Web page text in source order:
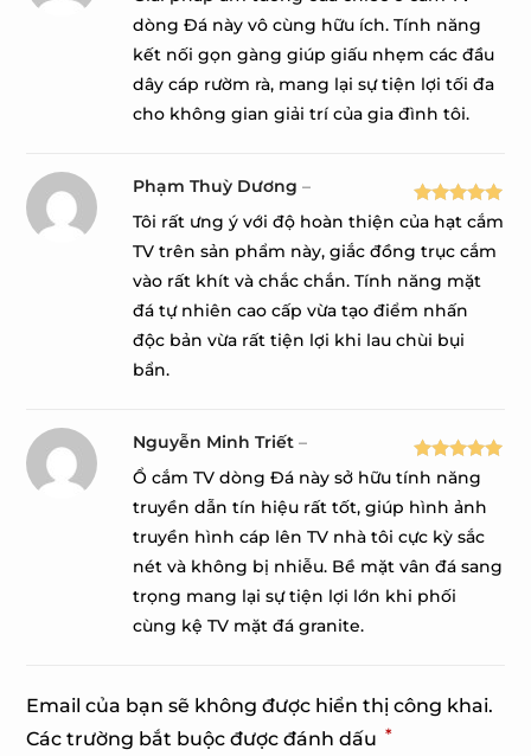
hạng55
sao
dòng Đá này vô cùng hữu ích. Tính năng
kết nối gọn gàng giúp giấu nhẹm các đầu
dây cáp rườm rà, mang lại sự tiện lợi tối đa
cho không gian giải trí của gia đình tôi.
Được xếp
hạng5 5
sao
Phạm Thuỳ Dương–
Tôi rất ưng ý với độ hoàn thiện của hạt cắm
TV trên sản phẩm này, giắc đồng trục cắm
vào rất khít và chắc chắn. Tính năng mặt
đá tự nhiên cao cấp vừa tạo điểm nhấn
độc bản vừa rất tiện lợi khi lau chùi bụi
bẩn.
Được xếp
hạng 55
sao
Nguyễn Minh Triết–
Ổ cắm TV dòng Đá này sở hữu tính năng
truyền dẫn tín hiệu rất tốt, giúp hình ảnh
truyền hình cáp lên TV nhà tôi cực kỳ sắc
nét và không bị nhiễu. Bề mặt vân đá sang
trọng mang lại sự tiện lợi lớn khi phối
cùng kệ TV mặt đá granite.
Email của bạn sẽ không được hiển thị công khai.
Các trường bắt buộc được đánh dấu *